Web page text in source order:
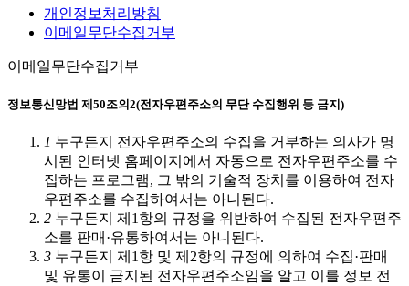
개인정보처리방침
이메일무단수집거부
이메일무단수집거부
정보통신망법 제50조의2(전자우편주소의 무단 수집행위 등 금지)
1 누구든지 전자우편주소의 수집을 거부하는 의사가 명
시된 인터넷 홈페이지에서 자동으로 전자우편주소를 수
집하는 프로그램, 그 밖의 기술적 장치를 이용하여 전자
우편주소를 수집하여서는 아니된다.
2 누구든지 제1항의 규정을 위반하여 수집된 전자우편주
소를 판매·유통하여서는 아니된다.
3 누구든지 제1항 및 제2항의 규정에 의하여 수집·판매
및 유통이 금지된 전자우편주소임을 알고 이를 정보 전